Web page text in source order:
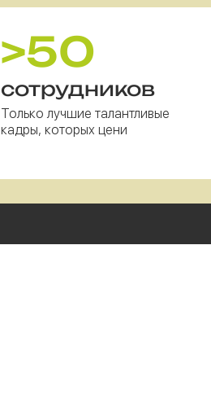
>50
сотрудников
Только лучшие талантливые
кадры, которых цени